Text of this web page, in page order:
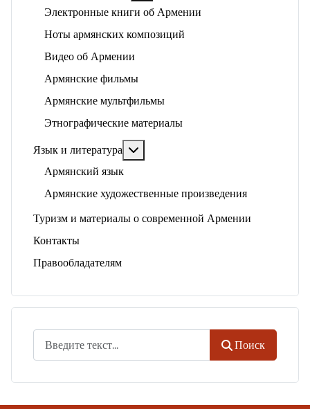
Электронные книги об Армении
Ноты армянских композиций
Видео об Армении
Армянские фильмы
Армянские мультфильмы
Этнографические материалы
Язык и литература
Армянский язык
Армянские художественные произведения
Туризм и материалы о современной Армении
Контакты
Правообладателям
Поиск